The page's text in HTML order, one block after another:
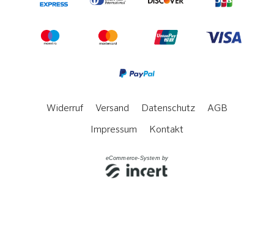
Widerruf Versand Datenschutz AGB
Impressum Kontakt
eCommerce-System by